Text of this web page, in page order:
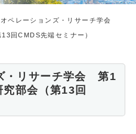
オペレーションズ・リサーチ学会
回CMDS先端セミナー）
・リサーチ学会 第1
部会（第13回